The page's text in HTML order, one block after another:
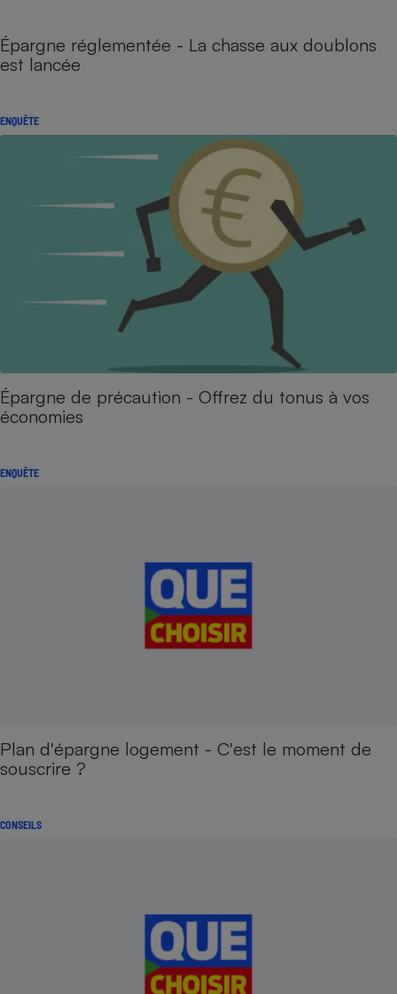
Épargne réglementée - La chasse aux doublons
est lancée
ENQUÊTE
Épargne de précaution - Offrez du tonus à vos
économies
ENQUÊTE
Plan d'épargne logement - C'est le moment de
souscrire ?
CONSEILS